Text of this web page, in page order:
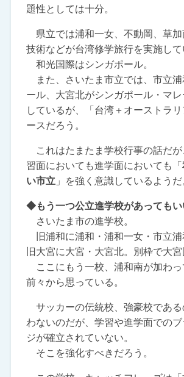
題性としては十分。
県立では浦和一女、不動岡、草加
技術などが台湾修学旅行を実施して
和光国際はシンガポール。
また、さいたま市立では、市立浦
ール、大宮北がシンガポール・マ
しているが、「台湾＋オーストラ
ースだろう。
これはたまたま学校行事の話だが
習面においても進学面においても「
い市立」を強く意識しているようだ
◆もう一つ公立進学校があってもい
さいたま市の進学校。
旧浦和に浦和・浦和一女・市立浦
旧大宮に大宮・大宮北。別枠で大宮
ここにもう一校、浦和南が加わっ
前々から思っている。
サッカーの伝統校、強豪校である
わないのだが、学習や進学面での
ジが確立されていない。
そこを強化すべきだろう。